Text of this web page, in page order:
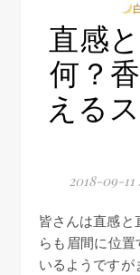
直感
何？
える
2018-09-11
皆さんは直感と直観の違いをご存じでしょうか？どち
らも眉間に位
いるようですが